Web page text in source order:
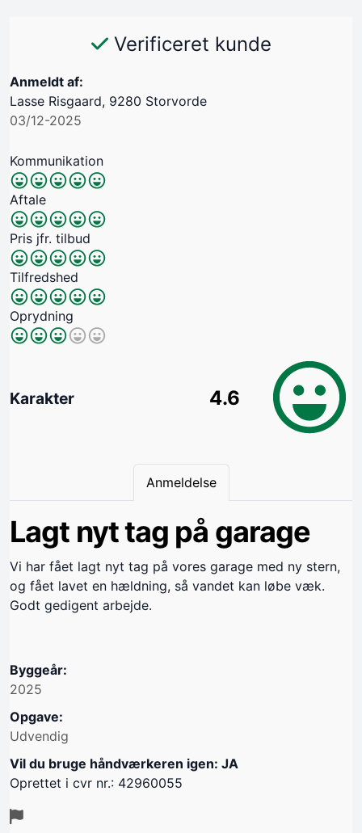
Verificeret kunde
Anmeldt af:
Lasse Risgaard, 9280 Storvorde
03/12-2025
Kommunikation
Aftale
Pris jfr. tilbud
Tilfredshed
Oprydning
Karakter 4.6
Anmeldelse
Lagt nyt tag på garage
Vi har fået lagt nyt tag på vores garage med ny stern,
og fået lavet en hældning, så vandet kan løbe væk.
Godt gedigent arbejde.
Byggeår:
2025
Opgave:
Udvendig
Vil du bruge håndværkeren igen: JA
Oprettet i cvr nr.: 42960055